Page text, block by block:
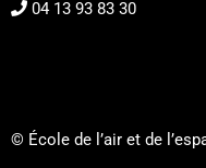
04 13 93 83 30
© École de l’air et de